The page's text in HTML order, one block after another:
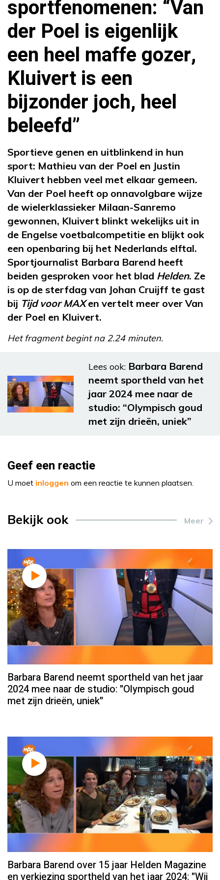
sportfenomenen: “Van
der Poel is eigenlijk
een heel maffe gozer,
Kluivert is een
bijzonder joch, heel
beleefd”
Sportieve genen en uitblinkend in hun
sport: Mathieu van der Poel en Justin
Kluivert hebben veel met elkaar gemeen.
Van der Poel heeft op onnavolgbare wijze
de wielerklassieker Milaan-Sanremo
gewonnen, Kluivert blinkt wekelijks uit in
de Engelse voetbalcompetitie en blijkt ook
een openbaring bij het Nederlands elftal.
Sportjournalist Barbara Barend heeft
beiden gesproken voor het blad Helden. Ze
is op de sterfdag van Johan Cruijff te gast
bij Tijd voor MAXen vertelt meer over Van
der Poel en Kluivert.
Het fragment begint na 2.24 minuten.
Lees ook: Barbara Barend
neemt sportheld van het
jaar 2024 mee naar de
studio: “Olympisch goud
met zijn drieën, uniek”
Geef een reactie
U moet inloggen om een reactie te kunnen plaatsen.
Bekijk ook Meer
Barbara Barend neemt sportheld van het jaar
2024 mee naar de studio: "Olympisch goud
met zijn drieën, uniek"
Barbara Barend over 15 jaar Helden Magazine
en verkiezing sportheld van het jaar 2024: "Wij